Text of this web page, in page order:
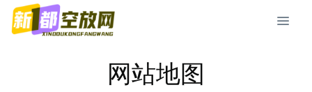
网站地图